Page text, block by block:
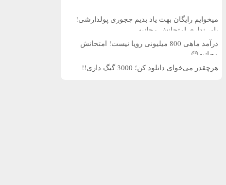
میخوایم رایگان بهت یاد بدیم چجوری پولدارشی!
باور نداری امتحانش مجانیه
درآمد ماهی 800 میلیونی رویا نیست! امتحانش
مجانیه😉
هرچقدر می‌خوای دانلود کن؛ 3000 گیگ داری!!